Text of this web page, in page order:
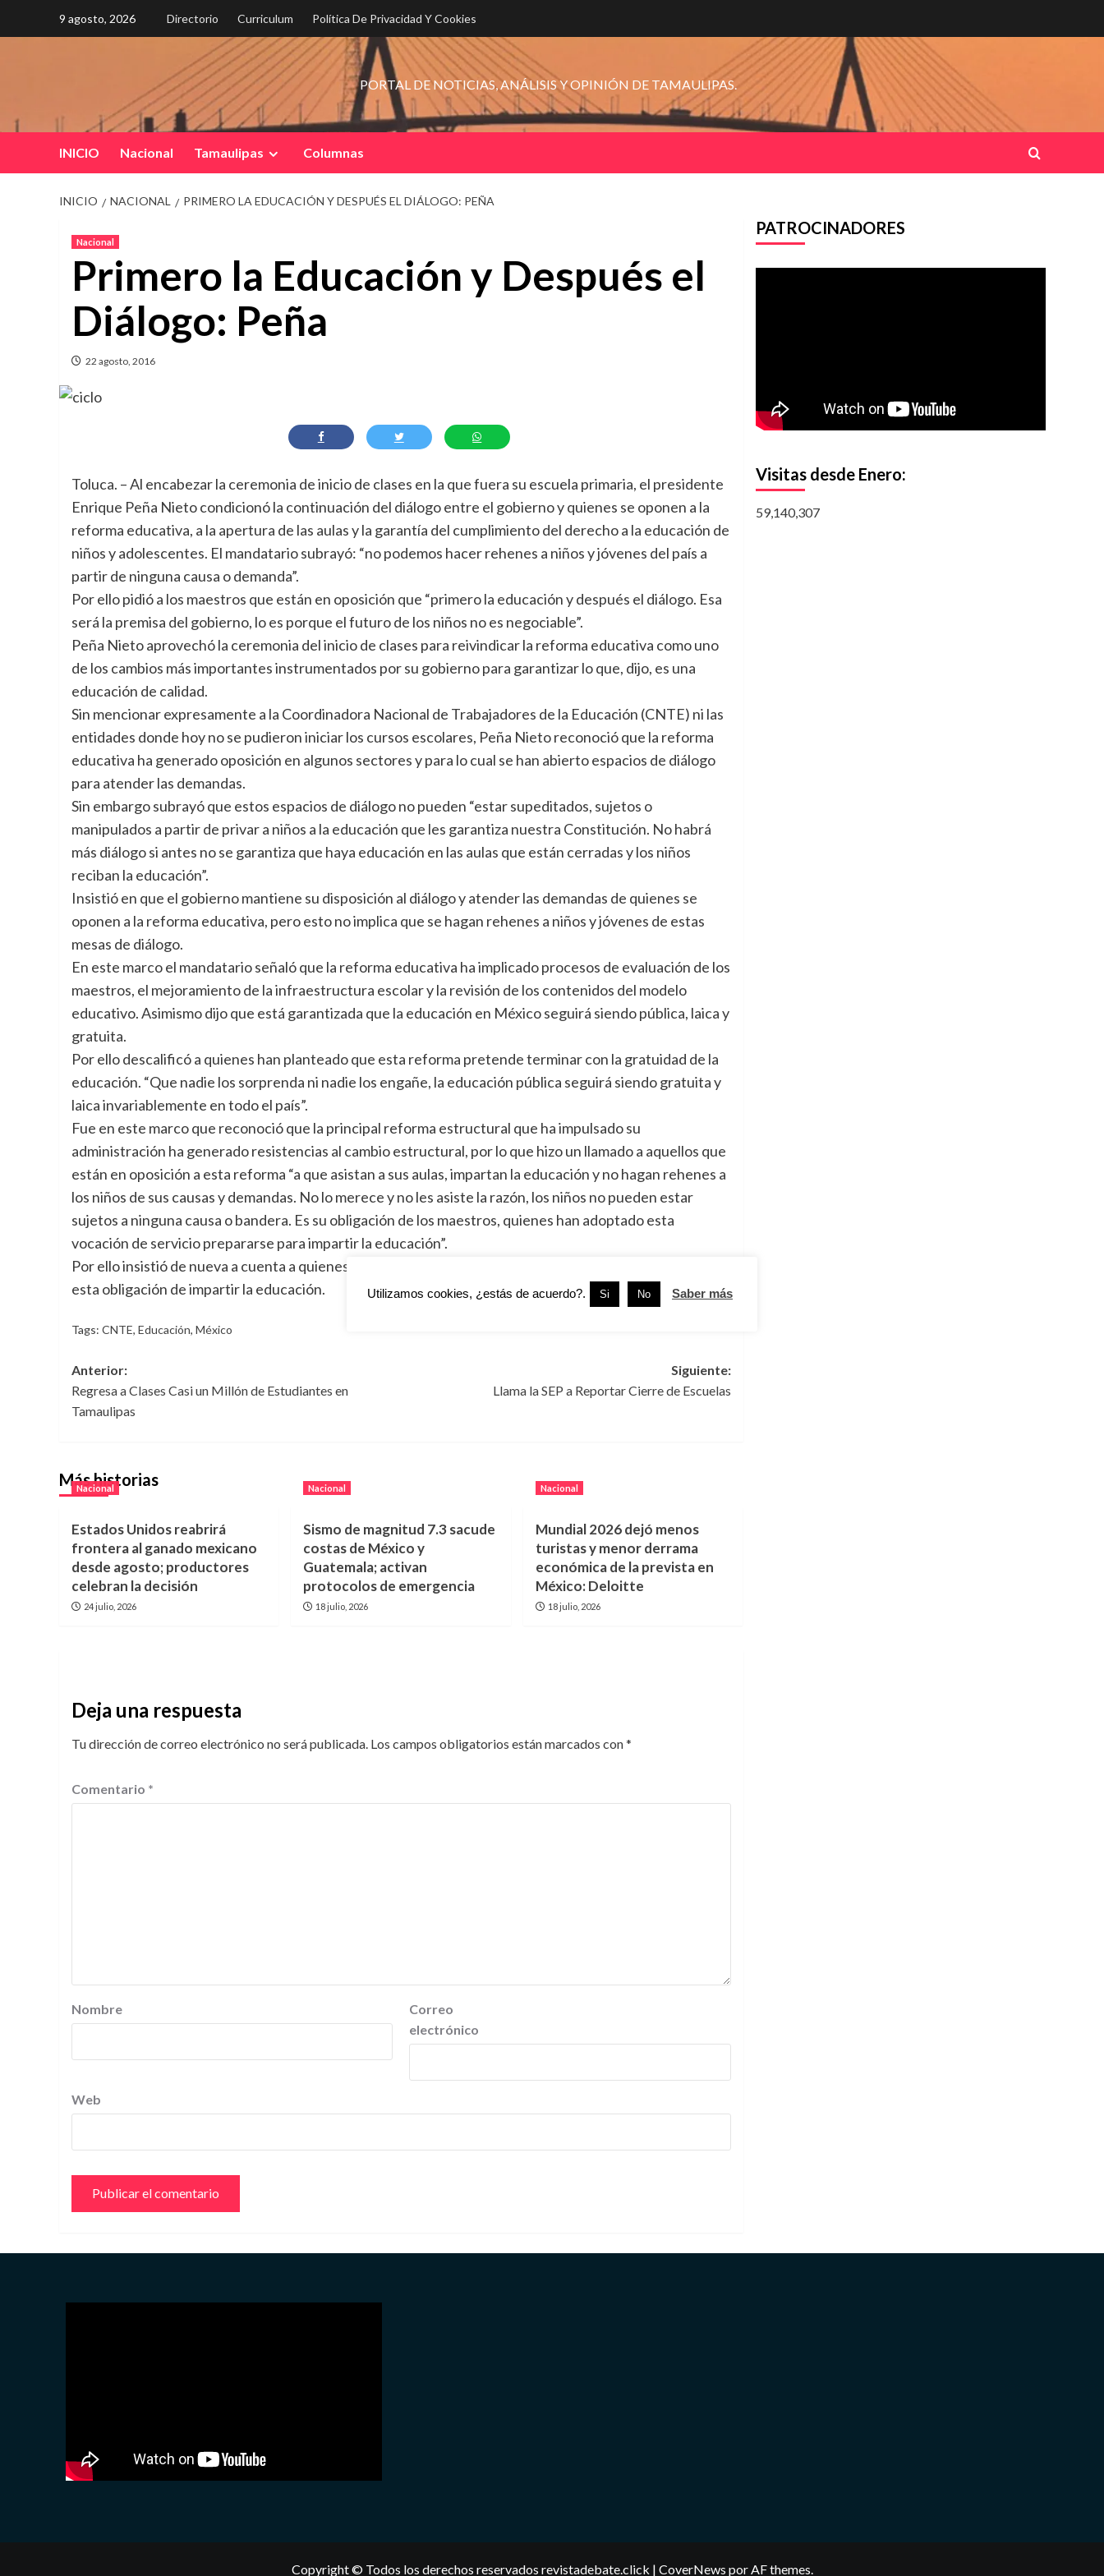
9 agosto, 2026 Directorio Curriculum Política De Privacidad Y Cookies
PORTAL DE NOTICIAS, ANÁLISIS Y OPINIÓN DE TAMAULIPAS.
INICIO Nacional Tamaulipas Columnas
INICIO NACIONAL PRIMERO LA EDUCACIÓN Y DESPUÉS EL DIÁLOGO: PEÑA
Nacional
Primero la Educación y Después el
Diálogo: Peña
22 agosto, 2016
Toluca. – Al encabezar la ceremonia de inicio de clases en la que fuera su escuela primaria, el presidente
Enrique Peña Nieto condicionó la continuación del diálogo entre el gobierno y quienes se oponen a la
reforma educativa, a la apertura de las aulas y la garantía del cumplimiento del derecho a la educación de
niños y adolescentes. El mandatario subrayó: “no podemos hacer rehenes a niños y jóvenes del país a
partir de ninguna causa o demanda”.
Por ello pidió a los maestros que están en oposición que “primero la educación y después el diálogo. Esa
será la premisa del gobierno, lo es porque el futuro de los niños no es negociable”.
Peña Nieto aprovechó la ceremonia del inicio de clases para reivindicar la reforma educativa como uno
de los cambios más importantes instrumentados por su gobierno para garantizar lo que, dijo, es una
educación de calidad.
Sin mencionar expresamente a la Coordinadora Nacional de Trabajadores de la Educación (CNTE) ni las
entidades donde hoy no se pudieron iniciar los cursos escolares, Peña Nieto reconoció que la reforma
educativa ha generado oposición en algunos sectores y para lo cual se han abierto espacios de diálogo
para atender las demandas.
Sin embargo subrayó que estos espacios de diálogo no pueden “estar supeditados, sujetos o
manipulados a partir de privar a niños a la educación que les garantiza nuestra Constitución. No habrá
más diálogo si antes no se garantiza que haya educación en las aulas que están cerradas y los niños
reciban la educación”.
Insistió en que el gobierno mantiene su disposición al diálogo y atender las demandas de quienes se
oponen a la reforma educativa, pero esto no implica que se hagan rehenes a niños y jóvenes de estas
mesas de diálogo.
En este marco el mandatario señaló que la reforma educativa ha implicado procesos de evaluación de los
maestros, el mejoramiento de la infraestructura escolar y la revisión de los contenidos del modelo
educativo. Asimismo dijo que está garantizada que la educación en México seguirá siendo pública, laica y
gratuita.
Por ello descalificó a quienes han planteado que esta reforma pretende terminar con la gratuidad de la
educación. “Que nadie los sorprenda ni nadie los engañe, la educación pública seguirá siendo gratuita y
laica invariablemente en todo el país”.
Fue en este marco que reconoció que la principal reforma estructural que ha impulsado su
administración ha generado resistencias al cambio estructural, por lo que hizo un llamado a aquellos que
están en oposición a esta reforma “a que asistan a sus aulas, impartan la educación y no hagan rehenes a
los niños de sus causas y demandas. No lo merece y no les asiste la razón, los niños no pueden estar
sujetos a ninguna causa o bandera. Es su obligación de los maestros, quienes han adoptado esta
vocación de servicio prepararse para impartir la educación”.
Por ello insistió de nueva a cuenta a quienes se oponen a que más allá del diálogo se comprometan con
esta obligación de impartir la educación.
Tags: CNTE, Educación, México
Navegación
de
entradas
Anterior:
Regresa a Clases Casi un Millón de Estudiantes en
Tamaulipas
Siguiente:
Llama la SEP a Reportar Cierre de Escuelas
Más historias
Nacional
Estados Unidos reabrirá
frontera al ganado mexicano
desde agosto; productores
celebran la decisión
24 julio, 2026
Nacional
Sismo de magnitud 7.3 sacude
costas de México y
Guatemala; activan
protocolos de emergencia
18 julio, 2026
Nacional
Mundial 2026 dejó menos
turistas y menor derrama
económica de la prevista en
México: Deloitte
18 julio, 2026
Deja una respuesta
Tu dirección de correo electrónico no será publicada. Los campos obligatorios están marcados con*
Comentario *
Nombre
Correo
electrónico
Web
PATROCINADORES
Visitas desde Enero:
59,140,307
Copyright © Todos los derechos reservados revistadebate.click | CoverNews por AF themes.
Utilizamos cookies, ¿estás de acuerdo?. Si No Saber más